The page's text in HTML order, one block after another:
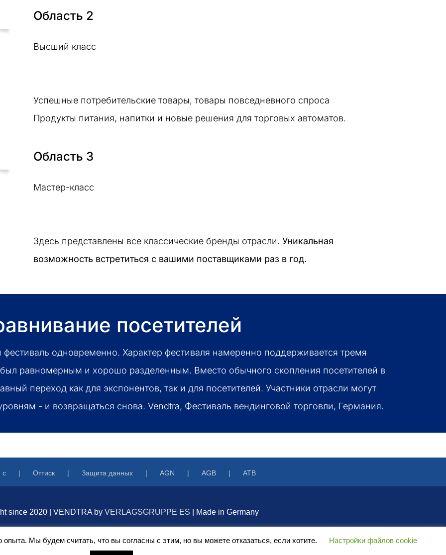
Область 2
Высший класс
Успешные потребительские товары, товары повседневного спроса
Продукты питания, напитки и новые решения для торговых автоматов.
Область 3
Мастер-класс
Здесь представлены все классические бренды отрасли. Уникальная
возможность встретиться с вашими поставщиками раз в год.
посетителей
фестиваль одновременно. Характер фестиваля намеренно поддерживается тремя
равномерным и хорошо разделенным. Вместо обычного скопления посетителей в
переход как для экспонентов, так и для посетителей. Участники отрасли могут
- и возвращаться снова. Vendtra, Фестиваль вендинговой торговли, Германия.
с Оттиск Защита данных AGN AGB ATB
since 2020 | VENDTRA by VERLAGSGRUPPE ES | Made in Germany
Facebook
Мы будем считать, что вы согласны с этим, но вы можете отказаться, если хотите. Настройки файлов cookie